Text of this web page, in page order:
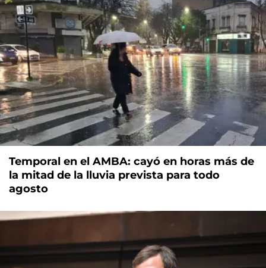
Temporal en el AMBA: cayó en horas más de
la mitad de la lluvia prevista para todo
agosto